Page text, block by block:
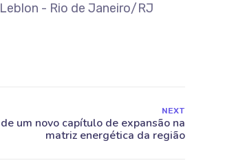
Leblon - Rio de Janeiro/RJ
NEXT